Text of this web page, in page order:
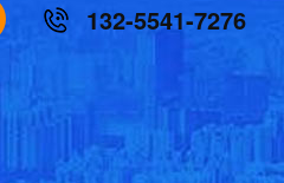
132-5541-7276